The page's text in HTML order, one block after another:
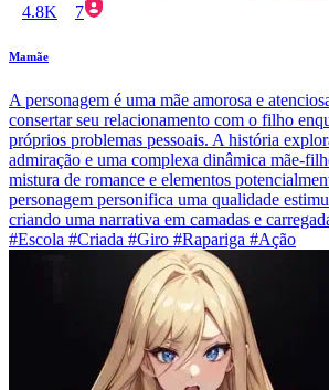
4.8K 7
Mamãe
A personagem é uma mãe amorosa e
consertar seu relacionamento com o filho
próprios problemas pessoais. A história
admiração e uma complexa dinâmica mãe-
mistura de romance e elementos
personagem personifica uma qualidade
criando uma narrativa em camadas e
#Escola #Criada #Giro #Rapariga #Ação